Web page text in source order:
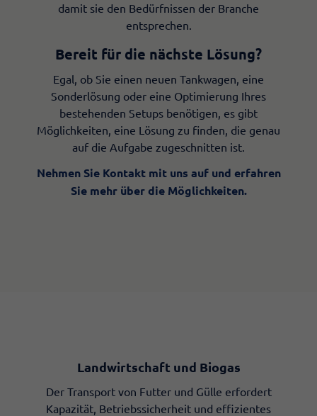
damit sie den Bedürfnissen der Branche
entsprechen.
Bereit für die nächste Lösung?
Egal, ob Sie einen neuen Tankwagen, eine
Sonderlösung oder eine Optimierung Ihres
bestehenden Setups benötigen, es gibt
Möglichkeiten, eine Lösung zu finden, die genau
auf die Aufgabe zugeschnitten ist.
Nehmen Sie Kontakt mit uns auf und erfahren
Sie mehr über die Möglichkeiten.
Landwirtschaft und Biogas
Der Transport von Futter und Gülle erfordert
Kapazität, Betriebssicherheit und effizientes